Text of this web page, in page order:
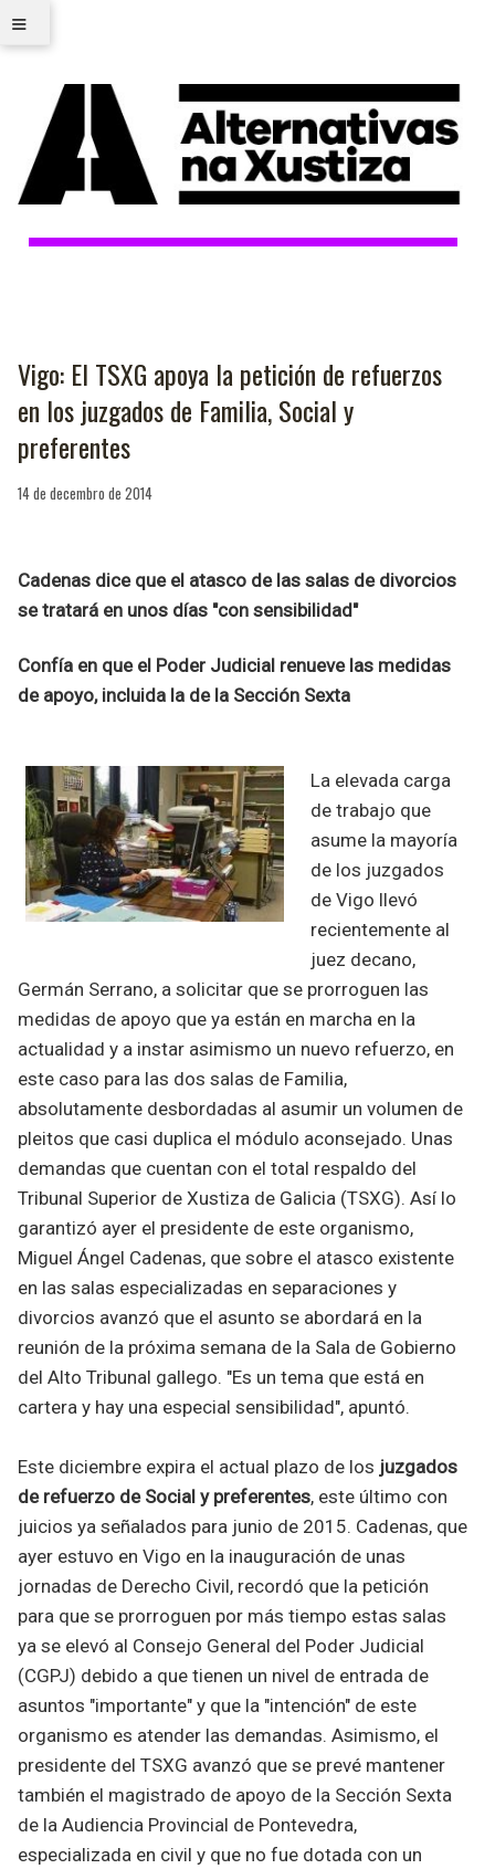
≡
Vigo: El TSXG apoya la petición de refuerzos
en los juzgados de Familia, Social y
preferentes
14 de decembro de 2014
Cadenas dice que el atasco de las salas de divorcios
se tratará en unos días "con sensibilidad"
Confía en que el Poder Judicial renueve las medidas
de apoyo, incluida la de la Sección Sexta
La elevada carga
de trabajo que
asume la mayoría
de los juzgados
de Vigo llevó
recientemente al
juez decano,
Germán Serrano, a solicitar que se prorroguen las
medidas de apoyo que ya están en marcha en la
actualidad y a instar asimismo un nuevo refuerzo, en
este caso para las dos salas de Familia,
absolutamente desbordadas al asumir un volumen de
pleitos que casi duplica el módulo aconsejado. Unas
demandas que cuentan con el total respaldo del
Tribunal Superior de Xustiza de Galicia (TSXG). Así lo
garantizó ayer el presidente de este organismo,
Miguel Ángel Cadenas, que sobre el atasco existente
en las salas especializadas en separaciones y
divorcios avanzó que el asunto se abordará en la
reunión de la próxima semana de la Sala de Gobierno
del Alto Tribunal gallego. "Es un tema que está en
cartera y hay una especial sensibilidad", apuntó.
Este diciembre expira el actual plazo de los juzgados
de refuerzo de Social y preferentes, este último con
juicios ya señalados para junio de 2015. Cadenas, que
ayer estuvo en Vigo en la inauguración de unas
jornadas de Derecho Civil, recordó que la petición
para que se prorroguen por más tiempo estas salas
ya se elevó al Consejo General del Poder Judicial
(CGPJ) debido a que tienen un nivel de entrada de
asuntos "importante" y que la "intención" de este
organismo es atender las demandas. Asimismo, el
presidente del TSXG avanzó que se prevé mantener
también el magistrado de apoyo de la Sección Sexta
de la Audiencia Provincial de Pontevedra,
especializada en civil y que no fue dotada con un